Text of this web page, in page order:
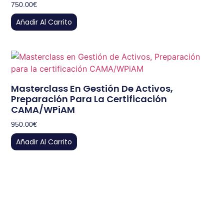
750.00€
Añadir Al Carrito
Masterclass En Gestión De Activos,
Preparación Para La Certificación
CAMA/WPiAM
950.00€
Añadir Al Carrito